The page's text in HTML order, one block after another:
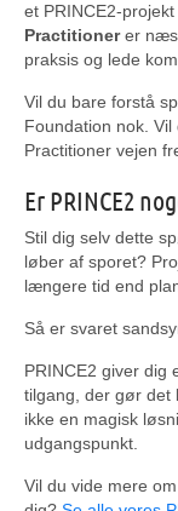
et PRINCE2-
Practitionerer
praksis og lede
Vil du bare forstå
Foundation nok.
Practitioner vejen
Er PRINCE2
Stil dig selv dette
løber af sporet?
længere tid end
Så er svaret
PRINCE2 giver dig
tilgang, der gør det
ikke en magisk
udgangspunkt.
Vil du vide mere